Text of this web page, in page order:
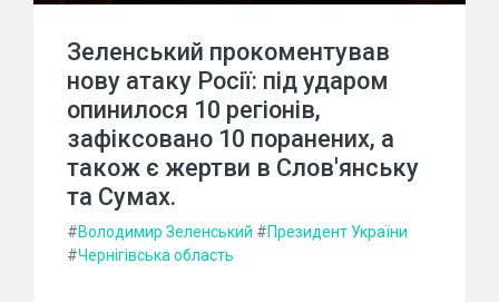
Зеленський прокоментував
нову атаку Росії: під ударом
опинилося 10 регіонів,
зафіксовано 10 поранених, а
також є жертви в Слов'янську
та Сумах.
#Володимир Зеленський #Президент України
#Чернігівська область